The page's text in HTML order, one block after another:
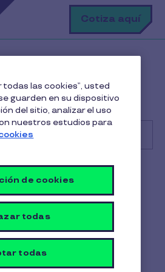
Cotiza aquí
productos Pluxee?
para
Pluxee?
17 Octubre 2025
las cookies”, usted
guarden en su dispositivo
del sitio, analizar el uso
nuestros estudios para
de cookies
todas
todas